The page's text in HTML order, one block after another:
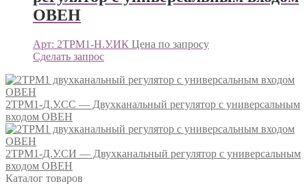
ОВЕН
Арт: 2ТРМ1-Н.У.ИК Цена по запросу
Сделать запрос
2ТРМ1-Д.У.СС — Двухканальный регулятор с универсальным
входом ОВЕН
2ТРМ1-Д.У.СИ — Двухканальный регулятор с универсальным
входом ОВЕН
Каталог товаров